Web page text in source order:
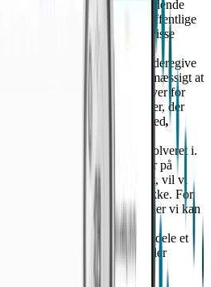
påkrævet i henhold til gældende
tilsynsmyndigheder, offentlige
Det kan også omfatte visse
forpligtet til at foretage.
af rettigheder.
Vi kan videregive
vi mener, at det er hensigtsmæssigt at
forhindre eller gribe ind over for
om bedrageri, situationer, der
mod en persons sikkerhed,
i retssager, som vi er involveret i.
videregive personoplysninger på
ovenfor. Hvis vi gør det, vil vi
indhente dit samtykke. For
udpeget omsorgsperson, eller vi kan
omsorgsperson.
vedrører børn:
Vi kan dele et
med forældre, værger og/eller
i afsnit9 nedenfor.